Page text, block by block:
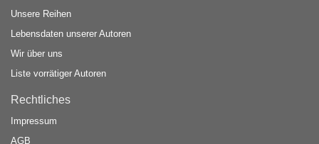
Unsere Reihen
Lebensdaten unserer Autoren
Wir über uns
Liste vorrätiger Autoren
Rechtliches
Impressum
AGB